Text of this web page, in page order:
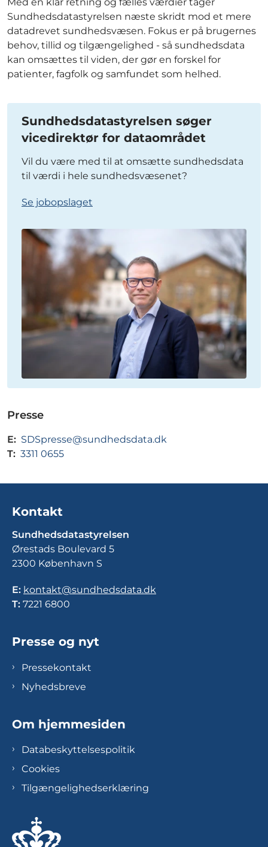
Sundhedsdatastyrelsen næste skridt mod et mere
datadrevet sundhedsvæsen. Fokus er på brugernes
behov, tillid og tilgængelighed - så sundhedsdata
kan omsættes til viden, der gør en forskel for
patienter, fagfolk og samfundet som helhed.
Sundhedsdatastyrelsen søger
vicedirektør for dataområdet
Vil du være med til at omsætte sundhedsdata
til værdi i hele sundhedsvæsenet?
Se jobopslaget
Presse
E: SDSpresse@sundhedsdata.dk
T: 3311 0655
Kontakt
Sundhedsdatastyrelsen
Ørestads Boulevard 5
2300 København S
E: kontakt@sundhedsdata.dk
T: 7221 6800
Presse og nyt
Pressekontakt
Nyhedsbreve
Om hjemmesiden
Databeskyttelsespolitik
Cookies
Tilgængelighedserklæring